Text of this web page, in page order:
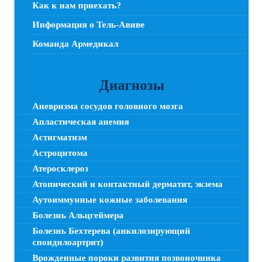
Как к нам приехать?
Информация о Тель-Авиве
Команда Армедикал
Диагнозы
Аневризма сосудов головного мозга
Апластическая анемия
Астигматизм
Астроцитома
Атеросклероз
Атопический и контактный дерматит, экзема
Аутоиммунные кожные заболевания
Болезнь Альцгеймера
Болезнь Бехтерева (анкилозирующий
спондилоартрит)
Врожденные пороки развития позвоночника